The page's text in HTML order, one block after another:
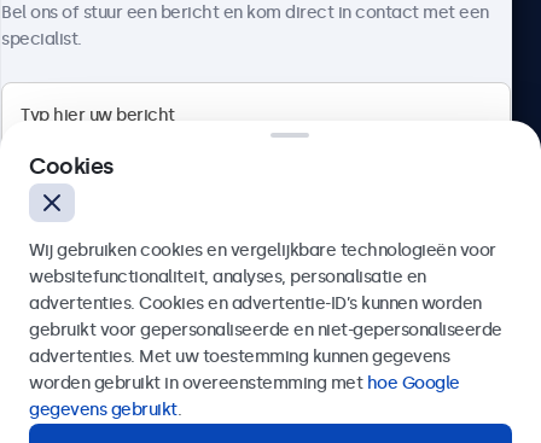
4.8/5 door 5000+ bedrijven
Nederlands
Bel ons of stuur een bericht en kom direct in contact met een
specialist.
Verzenden
Of bel ons op
Cookies
Wij gebruiken cookies en vergelijkbare technologieën voor
websitefunctionaliteit, analyses, personalisatie en
advertenties. Cookies en advertentie-ID’s kunnen worden
gebruikt voor gepersonaliseerde en niet-gepersonaliseerde
advertenties. Met uw toestemming kunnen gegevens
worden gebruikt in overeenstemming met hoe Google
gegevens gebruikt.